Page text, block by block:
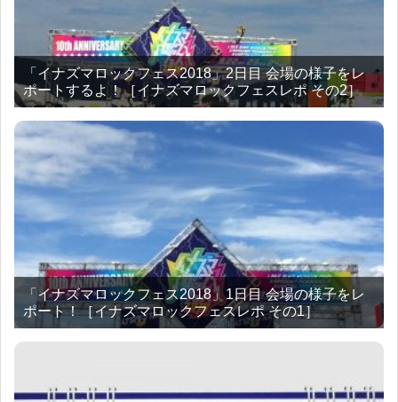
「イナズマロックフェス2018」2日目 会場の様子をレ
ポートするよ！［イナズマロックフェスレポ その2］
「イナズマロックフェス2018」1日目 会場の様子をレ
ポート！［イナズマロックフェスレポ その1］